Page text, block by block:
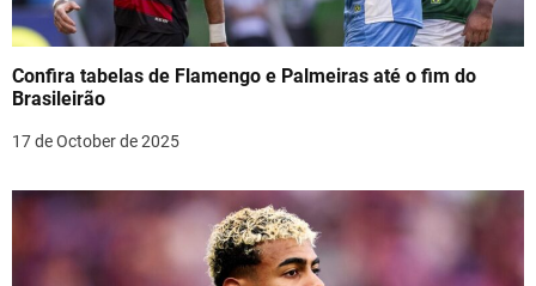
Confira tabelas de Flamengo e Palmeiras até o fim do
Brasileirão
17 de October de 2025